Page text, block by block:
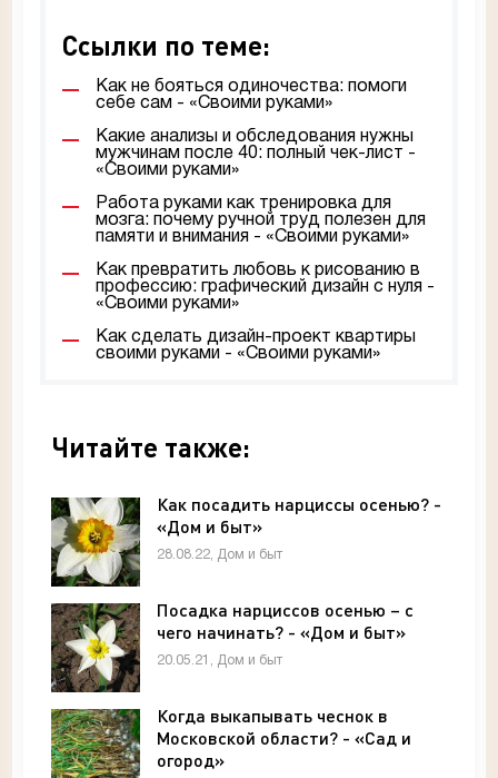
Ссылки по теме:
Как не бояться одиночества: помоги
себе сам - «Своими руками»
Какие анализы и обследования нужны
мужчинам после 40: полный чек-лист -
«Своими руками»
Работа руками как тренировка для
мозга: почему ручной труд полезен для
памяти и внимания - «Своими руками»
Как превратить любовь к рисованию в
профессию: графический дизайн с нуля -
«Своими руками»
Как сделать дизайн-проект квартиры
своими руками - «Своими руками»
Читайте также:
Как посадить нарциссы осенью? -
«Дом и быт»
28.08.22, Дом и быт
Посадка нарциссов осенью – с
чего начинать? - «Дом и быт»
20.05.21, Дом и быт
Когда выкапывать чеснок в
Московской области? - «Сад и
огород»